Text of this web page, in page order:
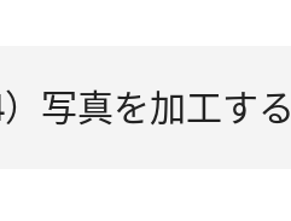
）写真を加工する